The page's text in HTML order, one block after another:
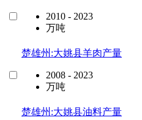
2010 - 2023
万吨
楚雄州:大姚县羊肉产量
2008 - 2023
万吨
楚雄州:大姚县油料产量